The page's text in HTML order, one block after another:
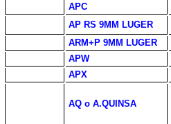
APC
AP RS 9MM LUGER
ARM+P 9MM LUGER
APW
APX
AQ o A.QUINSA